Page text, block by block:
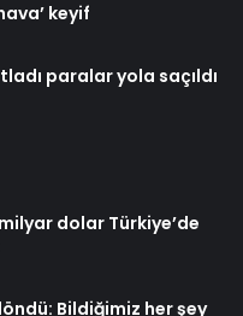
keyif
paralar yola saçıldı
dolar Türkiye’de
Bildiğimiz her şey